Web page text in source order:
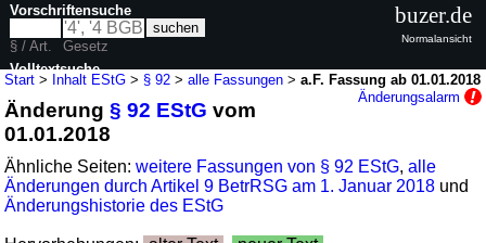
Start > Inhalt EStG > § 92 >alle Fassungen >a.F. Fassung ab 01.01.2018
Änderungsalarm
Änderung§ 92 EStG vom
01.01.2018
Ähnliche Seiten:weitere Fassungen von § 92 EStG,alle
Änderungen durch Artikel 9 BetrRSG am 1. Januar 2018 und
Änderungshistorie des EStG
Vorschriftensuche
§ / Art.
Gesetz
Volltextsuche
nur in EStG
buzer.de
Normalansicht